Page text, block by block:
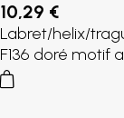
10,29 €
Labret/helix/
F136 doré motif